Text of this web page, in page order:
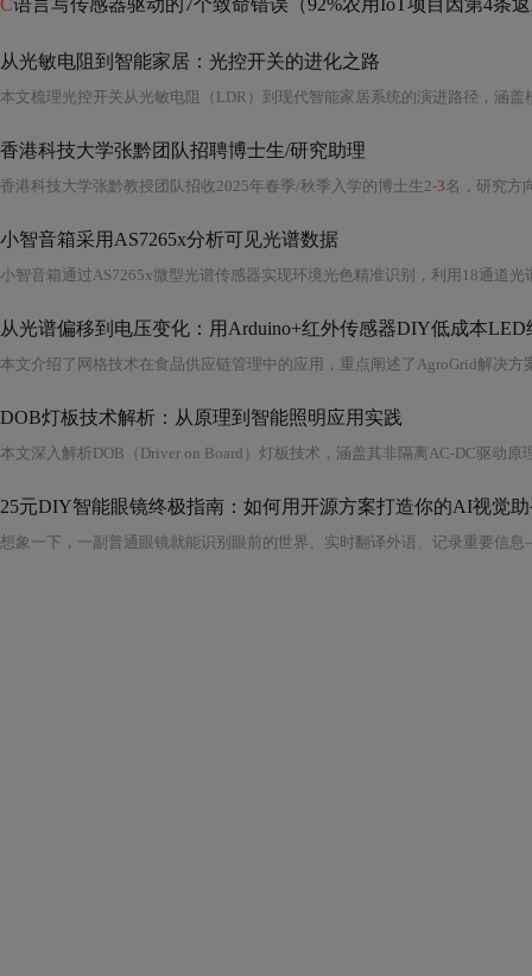
C语言写传感器驱动的7个致命错误（92%农用IoT项目因第4条
从光敏电阻到智能家居：光控开关的进化之路
香港科技大学张黔团队招聘博士生/研究助理
香港科技大学张黔教授团队招收2025年春季/秋季入学的博士生2-3名，研究方向涉及物联网、
小智音箱采用AS7265x分析可见光谱数据
小智音箱通过AS7265x微型光谱传感器实现环境光色精准识别，利用18通道光
从光谱偏移到电压变化：用Arduino+红外传感器DIY低成本LED
本文介绍了网格技术在食品供应链管理中的应用，重点阐述了AgroGrid解决
DOB灯板技术解析：从原理到智能照明应用实践
25元DIY智能眼镜终极指南：如何用开源方案打造你的AI视觉